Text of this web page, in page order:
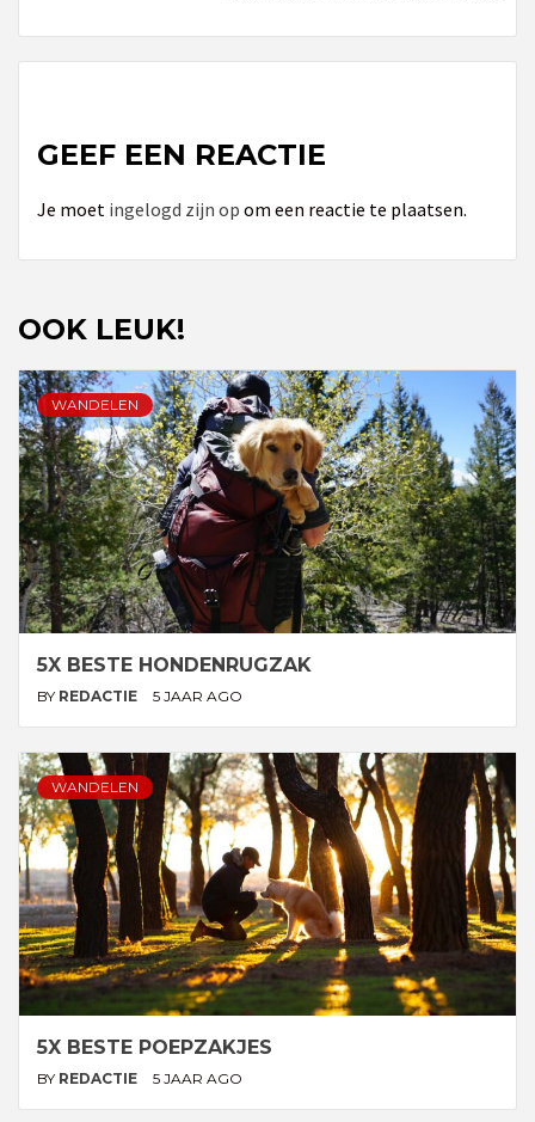
GEEF EEN REACTIE
Je moet ingelogd zijn op om een reactie te plaatsen.
OOK LEUK!
WANDELEN
5X BESTE HONDENRUGZAK
BY REDACTIE 5 JAAR AGO
WANDELEN
5X BESTE POEPZAKJES
BY REDACTIE 5 JAAR AGO